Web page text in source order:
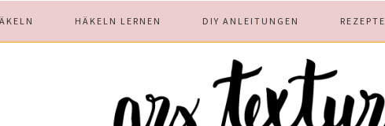
HÄKELN LERNEN DIY ANLEITUNGEN REZEPTE